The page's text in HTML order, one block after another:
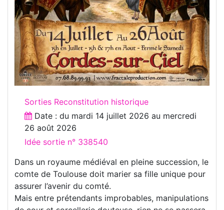
Sorties Reconstitution historique
Date : du mardi 14 juillet 2026 au mercredi
26 août 2026
Idée sortie n° 338540
Dans un royaume médiéval en pleine succession, le
comte de Toulouse doit marier sa fille unique pour
assurer l’avenir du comté.
Mais entre prétendants improbables, manipulations